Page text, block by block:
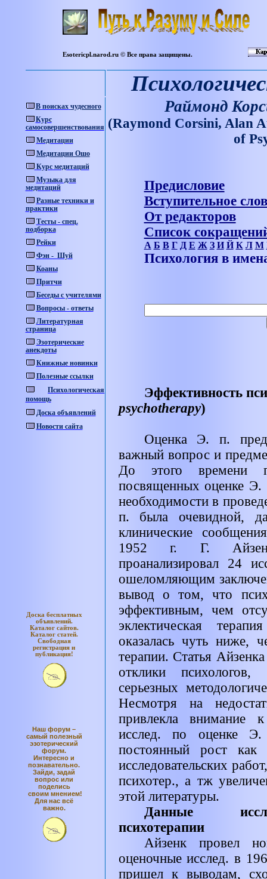
Esotericpl.narod.ru © Все права защищены.
В поисках чудесного
Курс
самосовершенствования
Медитации
Медитации Ошо
Курс медитаций
Музыка для
медитаций
Разные техники и
практики
Тесты - спец.
подборка
Рейки
Фэн - Шуй
Коаны
Притчи
Беседы с учителями
Вопросы - ответы
Литературная
страница
Эзотерические
анекдоты
Книжные новинки
Полезные ссылки
Психологическая
помощь
Доска объявлений
Новости сайта
Доска бесплатных
объявлений.
Каталог сайтов.
Каталог статей.
Свободная
регистрация и
публикация!
Наш форум –
самый полезный
эзотерический
форум.
Интересно и
познавательно.
Зайди, задай
вопрос или
поделись
своим мнением!
Для нас всё
важно.
Раймонд
(Raymond Corsini, Alan
оf
Предисловие
Вступительное
От редакторов
Список
А Б В Г Д Е Ж З И Й К Л М
Психология в
Эффективность
psychotherapy)
Оценка Э. п.
важный вопрос и
До этого времени
посвященных оценке
необходимости в
п. была очевидной,
клинические
1952 г. Г.
проанализировал 24
ошеломляющим
вывод о том, что
эффективным, чем
эклектическая
оказалась чуть ниже,
терапии. Статья
отклики
серьезных
Несмотря на
привлекла внимание
исслед. по оценке
постоянный рост как
исследовательских
психотер., а тж
этой литературы.
Данные
психотерапии
Айзенк провел
оценочные исслед. в
пришел к выводам,